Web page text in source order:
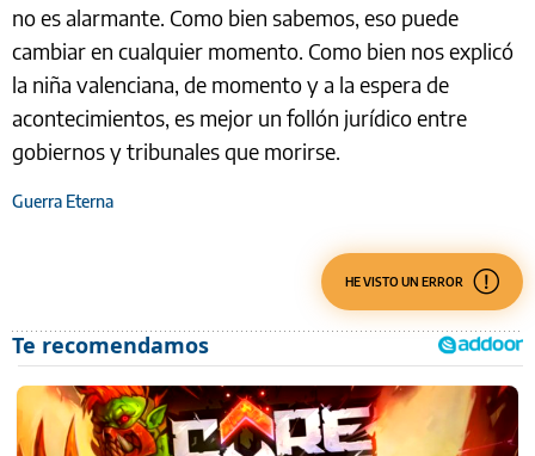
no es alarmante. Como bien sabemos, eso puede
cambiar en cualquier momento. Como bien nos explicó
la niña valenciana, de momento y a la espera de
acontecimientos, es mejor un follón jurídico entre
gobiernos y tribunales que morirse.
Guerra Eterna
HE VISTO UN ERROR